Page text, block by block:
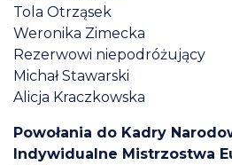
Tola Otrząsek
Weronika Zimecka
Rezerwowi niepodróżujący
Michał Stawarski
Alicja Kraczkowska
Powołania do Kadry
Indywidualne Mistrzostwa